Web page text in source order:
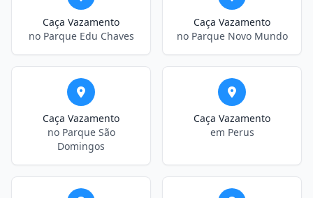
Caça Vazamento
no Parque Edu Chaves
Caça Vazamento
no Parque Novo Mundo
Caça Vazamento
no Parque São
Domingos
Caça Vazamento
em Perus